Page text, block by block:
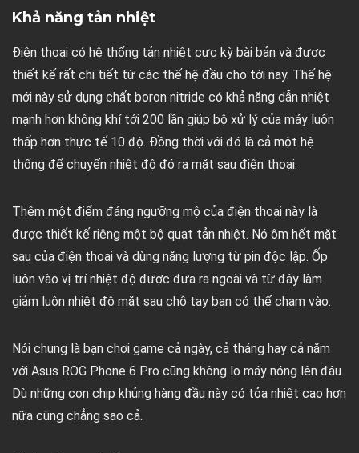
Khả năng tản nhiệt
Điện thoại có hệ thống tản nhiệt cực kỳ bài bản và được
thiết kế rất chi tiết từ các thế hệ đầu cho tới nay. Thế hệ
mới này sử dụng chất boron nitride có khả năng dẫn nhiệt
mạnh hơn không khí tới 200 lần giúp bộ xử lý của máy luôn
thấp hơn thực tế 10 độ. Đồng thời với đó là cả một hệ
thống để chuyển nhiệt độ đó ra mặt sau điện thoại.
Thêm một điểm đáng ngưỡng mộ của điện thoại này là
được thiết kế riêng một bộ quạt tản nhiệt. Nó ôm hết mặt
sau của điện thoại và dùng năng lượng từ pin độc lập. Ốp
luôn vào vị trí nhiệt độ được đưa ra ngoài và từ đây làm
giảm luôn nhiệt độ mặt sau chỗ tay bạn có thể chạm vào.
Nói chung là bạn chơi game cả ngày, cả tháng hay cả năm
với Asus ROG Phone 6 Pro cũng không lo máy nóng lên đâu.
Dù những con chip khủng hàng đầu này có tỏa nhiệt cao hơn
nữa cũng chẳng sao cả.